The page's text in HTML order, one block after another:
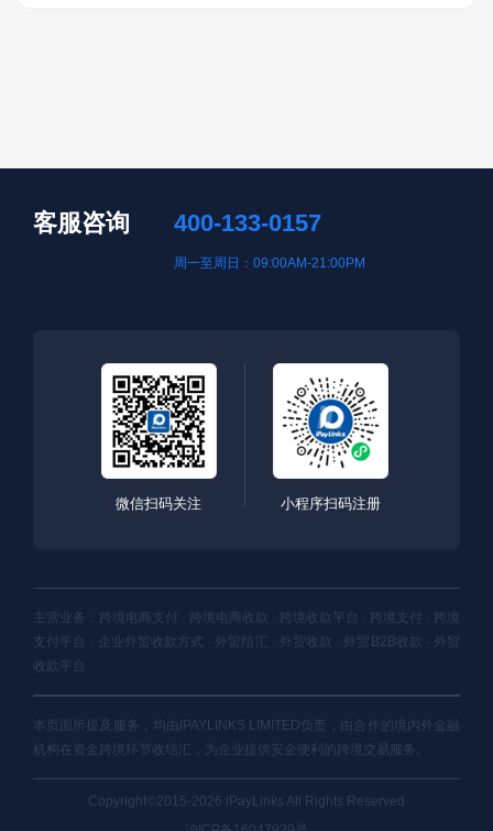
客服咨询 400-133-0157
周一至周日：09:00AM-21:00PM
微信扫码关注 小程序扫码注册
主营业务：跨境电商支付 · 跨境电商收款 · 跨境收款平台 · 跨境支付 · 跨境
支付平台 · 企业外贸收款方式 · 外贸结汇 · 外贸收款 · 外贸B2B收款 · 外贸
收款平台
本页面所提及服务，均由IPAYLINKS LIMITED负责，由合作的境内外金融
机构在资金跨境环节收结汇，为企业提供安全便利的跨境交易服务。
Copyright©2015-2026 iPayLinks All Rights Reserved